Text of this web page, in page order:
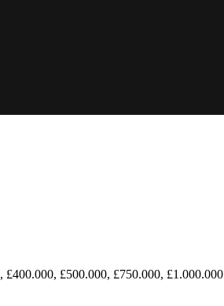
£500.000, £750.000, £1.000.000